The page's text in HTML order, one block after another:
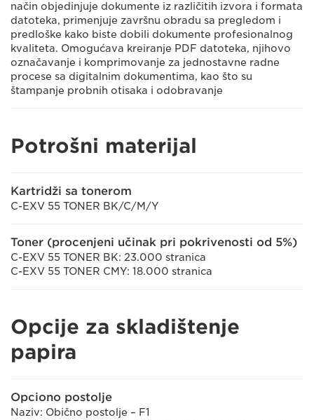
način objedinjuje dokumente iz različitih izvora i formata
datoteka, primenjuje završnu obradu sa pregledom i
predloške kako biste dobili dokumente profesionalnog
kvaliteta. Omogućava kreiranje PDF datoteka, njihovo
označavanje i komprimovanje za jednostavne radne
procese sa digitalnim dokumentima, kao što su
štampanje probnih otisaka i odobravanje
Potrošni materijal
Kartridži sa tonerom
C-EXV 55 TONER BK/C/M/Y
Toner (procenjeni učinak pri pokrivenosti od 5%)
C-EXV 55 TONER BK: 23.000 stranica
C-EXV 55 TONER CMY: 18.000 stranica
Opcije za skladištenje
papira
Opciono postolje
Naziv: Obično postolje – F1